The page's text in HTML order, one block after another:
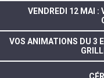
VENDREDI 12 MAI :
VOS ANIMATIONS DU 3